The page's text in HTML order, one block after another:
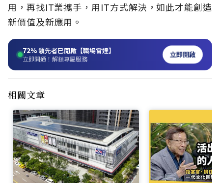
用，再找IT業攜手，用IT方式解決，如此才能創造
新價值及新應用。
72%領先者已開啟【職場雷達】
立即開通！解鎖專屬服務 立即開啟
相關文章